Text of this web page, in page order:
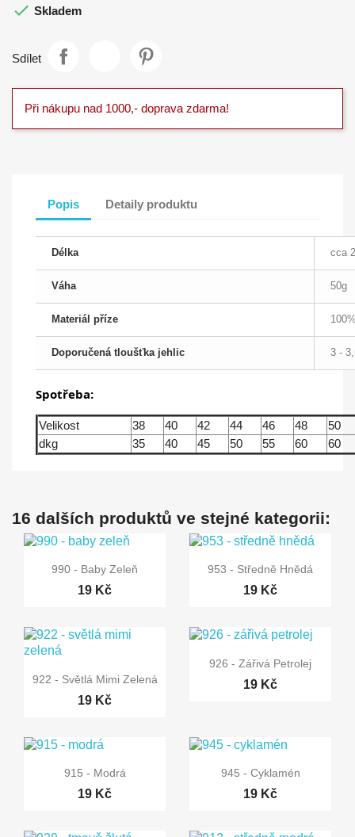
 Skladem
Sdílet
Při nákupu nad 1000,- doprava zdarma!
Popis Detaily produktu
Délka cca
Váha 50g
Materiál příze
Doporučená tloušťka jehlic 3 -
Spotřeba:
Velikost 38 40 42 44 46 48
50
dkg
35 40 45 50 55 60 60
16 dalších produktů ve stejné kategorii:
Rychlý náhled
990 - Baby Zeleň
19 Kč
 Rychlý náhled
953 - Středně Hnědá
19 Kč
 Rychlý náhled
922 - Světlá Mimi Zelená
19 Kč
 Rychlý náhled
926 - Zářivá Petrolej
19 Kč
Rychlý náhled
915 - Modrá
19 Kč
Rychlý náhled
945 - Cyklamén
19 Kč